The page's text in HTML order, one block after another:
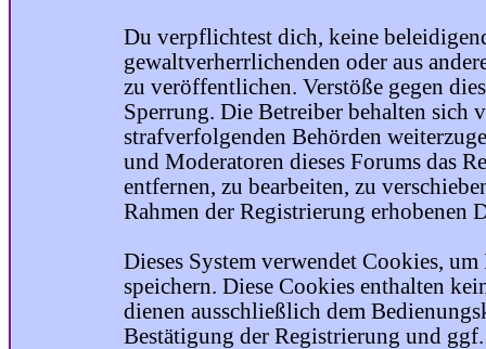
Du verpflichtest dich, keine
gewaltverherrlichenden oder aus
zu veröffentlichen. Verstöße gegen
Sperrung. Die Betreiber behalten sich
strafverfolgenden Behörden
und Moderatoren dieses Forums das
entfernen, zu bearbeiten, zu
Rahmen der Registrierung erhobenen
Dieses System verwendet Cookies,
speichern. Diese Cookies enthalten
dienen ausschließlich dem
Bestätigung der Registrierung und ggf.